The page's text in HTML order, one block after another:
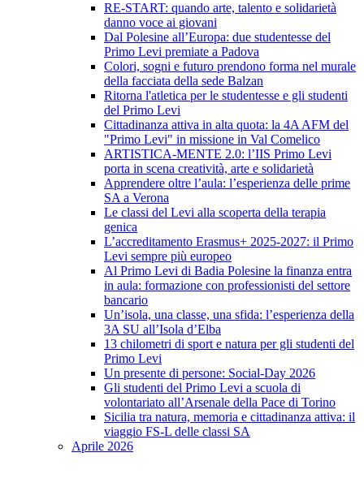
RE-START: quando arte, talento e solidarietà
danno voce ai giovani
Dal Polesine all’Europa: due studentesse del
Primo Levi premiate a Padova
Colori, sogni e futuro prendono forma nel murale
della facciata della sede Balzan
Ritorna l'atletica per le studentesse e gli studenti
del Primo Levi
Cittadinanza attiva in alta quota: la 4A AFM del
"Primo Levi" in missione in Val Comelico
ARTISTICA-MENTE 2.0: l’IIS Primo Levi
porta in scena creatività, arte e solidarietà
Apprendere oltre l’aula: l’esperienza delle prime
SA a Verona
Le classi del Levi alla scoperta della terapia
genica
L’accreditamento Erasmus+ 2025-2027: il Primo
Levi sempre più europeo
Al Primo Levi di Badia Polesine la finanza entra
in aula: formazione con professionisti del settore
bancario
Un’isola, una classe, una sfida: l’esperienza della
3A SU all’Isola d’Elba
13 chilometri di sport e natura per gli studenti del
Primo Levi
Un presente di persone: Social-Day 2026
Gli studenti del Primo Levi a scuola di
volontariato all’Arsenale della Pace di Torino
Sicilia tra natura, memoria e cittadinanza attiva: il
viaggio FS-L delle classi SA
Aprile 2026